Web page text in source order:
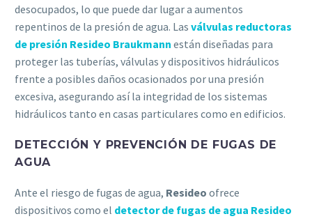
desocupados, lo que puede dar lugar a aumentos
repentinos de la presión de agua. Las válvulas reductoras
de presión Resideo Braukmann están diseñadas para
proteger las tuberías, válvulas y dispositivos hidráulicos
frente a posibles daños ocasionados por una presión
excesiva, asegurando así la integridad de los sistemas
hidráulicos tanto en casas particulares como en edificios.
DETECCIÓN Y PREVENCIÓN DE FUGAS DE
AGUA
Ante el riesgo de fugas de agua, Resideo ofrece
dispositivos como el detector de fugas de agua Resideo